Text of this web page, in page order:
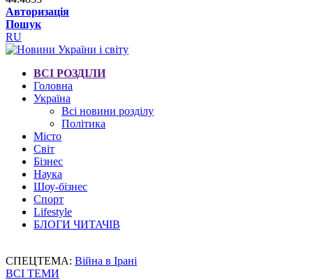
Авторизація
Пошук
RU
ВСІ РОЗДІЛИ
Головна
Україна
Всі новини розділу
Політика
Місто
Світ
Бізнес
Наука
Шоу-бізнес
Спорт
Lifestyle
БЛОГИ ЧИТАЧІВ
СПЕЦТЕМА: Війна в Ірані
ВСІ ТЕМИ